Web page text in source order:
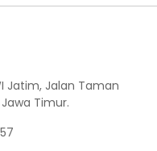
Jatim, Jalan Taman
Timur.